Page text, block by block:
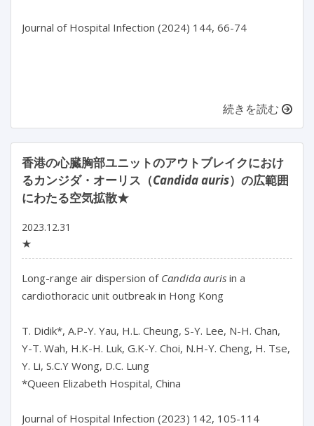
Journal of Hospital Infection (2024) 144, 66-74
続きを読む
香港の心臓胸部ユニットのアウトブレイクにおけ
るカンジダ・オーリス（Candida auris）の広範囲
にわたる空気拡散★
2023.12.31
★
Long-range air dispersion of Candida auris in a
cardiothoracic unit outbreak in Hong Kong
T. Didik*, A.P-Y. Yau, H.L. Cheung, S-Y. Lee, N-H. Chan,
Y-T. Wah, H.K-H. Luk, G.K-Y. Choi, N.H-Y. Cheng, H. Tse,
Y. Li, S.C.Y Wong, D.C. Lung
*Queen Elizabeth Hospital, China
Journal of Hospital Infection (2023) 142, 105-114